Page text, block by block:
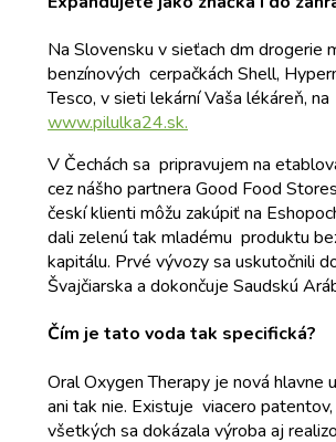
Na Slovensku v sieťach dm drogerie
benzínových cerpačkách Shell,
Tesco, v sieti lekární Vaša lékáreň, na
www.pilulka24.sk.
V Čechách sa pripravujem na
cez nášho partnera Good Food
českí klienti môžu zakúpiť na
dali zelenú tak mladému produktu
kapitálu. Prvé vývozy sa uskutočnili
Švajčiarska a dokončuje Saudskú
Čím je tato voda tak specifická?
Oral Oxygen Therapy je nová hlavne
ani tak nie. Existuje viacero
všetkých sa dokázala výroba aj